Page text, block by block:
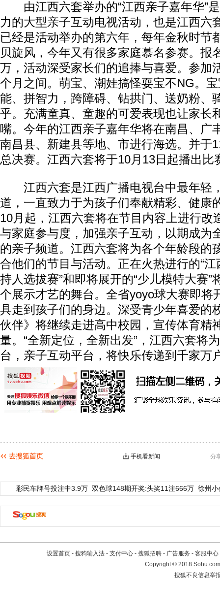
由江西六套举办的“江西亲子嘉年华”
力的大型亲子互动电视活动，也是江西六
已经是活动举办的第六年，每年金秋时节
贝旋风，今年又有很多家庭慕名参赛。报
万，活动深受家长们的追捧与喜爱。参加
个月之间。萌宝、潮娃搞怪耍宝不NG。
能、拼智力，跨障碍、钻拱门、送奶粉、
乎。充满童真、童趣的可爱表现也让家长
嘴。今年的江西亲子嘉年华将在南昌、广
南昌县、新建县等地、市进行海选。并于
总决赛。江西六套将于10月13日起播出比
江西六套是江西广播电视台中最年轻
道，一直致力于为孩子们奉献精彩、健康
10月起，江西六套将在节目内容上进行改
与家庭参与度，加强亲子互动，以期成为
的亲子频道。江西六套将为各个年龄段的
合他们的节目与活动。正在火热进行的“
持人选拔赛”和即将展开的“少儿模特大赛”
个展示才艺的舞台。全省yoyo球大赛即将
具走到孩子们的身边。深受青少年喜爱的
伙伴》将继续走进高中校园，宣传体育精
量。“全新定位，全新出发”，江西六套将
台，亲子互动平台，将快乐传递到千家万
分
手机看新闻
彩民车牌号投注中3.9万 双色球148期开奖:头奖11注666万 徐州
设置首页 - 搜狗输入法 - 支付中心 - 搜狐招聘 - 广告服务 - 客服中心
Copyright©2018
搜狐不良信息举